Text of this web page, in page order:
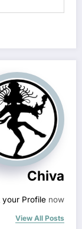
Chiva
your Profile now.
View All Posts